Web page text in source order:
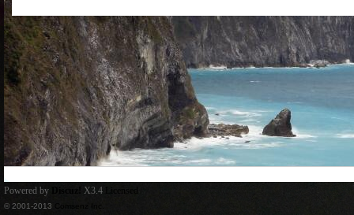
Powered by X3.4
© 2001-2013